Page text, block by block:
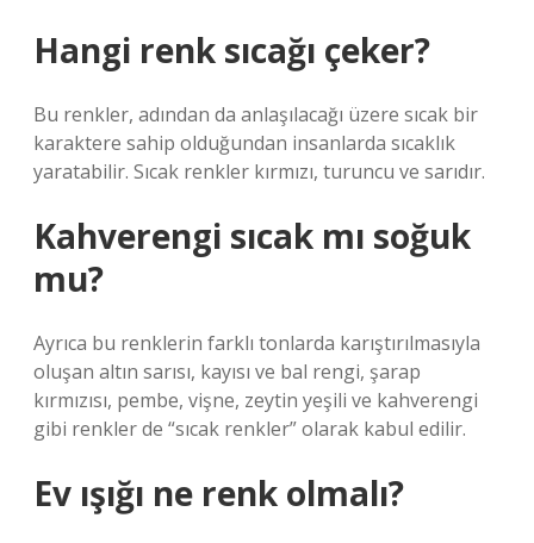
Hangi renk sıcağı çeker?
Bu renkler, adından da anlaşılacağı üzere sıcak bir
karaktere sahip olduğundan insanlarda sıcaklık
yaratabilir. Sıcak renkler kırmızı, turuncu ve sarıdır.
Kahverengi sıcak mı soğuk
mu?
Ayrıca bu renklerin farklı tonlarda karıştırılmasıyla
oluşan altın sarısı, kayısı ve bal rengi, şarap
kırmızısı, pembe, vişne, zeytin yeşili ve kahverengi
gibi renkler de “sıcak renkler” olarak kabul edilir.
Ev ışığı ne renk olmalı?